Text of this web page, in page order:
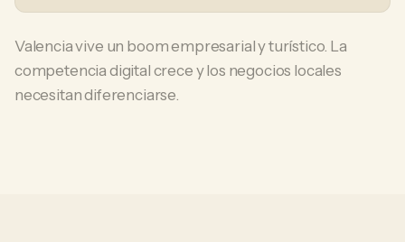
Valencia vive un boom empresarial y turístico. La
competencia digital crece y los negocios locales
necesitan diferenciarse.